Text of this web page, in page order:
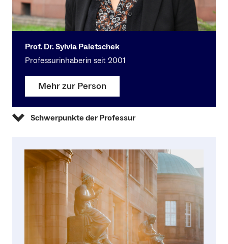
Prof. Dr. Sylvia Paletschek
Professurinhaberin seit 2001
Mehr zur Person
Schwerpunkte der Professur